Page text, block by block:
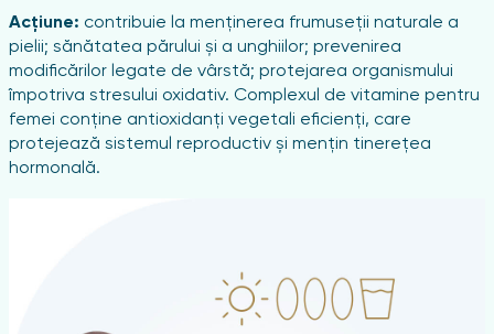
Acțiune: contribuie la menținerea frumuseții naturale a
pielii; sănătatea părului și a unghiilor; prevenirea
modificărilor legate de vârstă; protejarea organismului
împotriva stresului oxidativ. Complexul de vitamine pentru
femei conține antioxidanți vegetali eficienți, care
protejează sistemul reproductiv și mențin tinerețea
hormonală.